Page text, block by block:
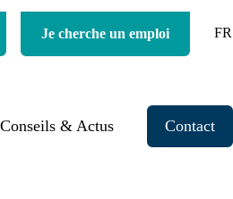
Je cherche un emploi FR
Conseils & Actus Contact